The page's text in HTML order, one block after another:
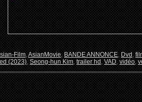
Film,AsianMovie,BANDE ANNONCE,Dvd,
(2023),Seong-hun Kim,trailer hd,VAD,vidéo,